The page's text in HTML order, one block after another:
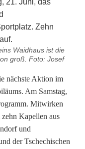
Waidhaus ist die
groß. Foto: Josef
nächste Aktion im
Am Samstag,
Mitwirken
zehn Kapellen aus
und
der Tschechischen